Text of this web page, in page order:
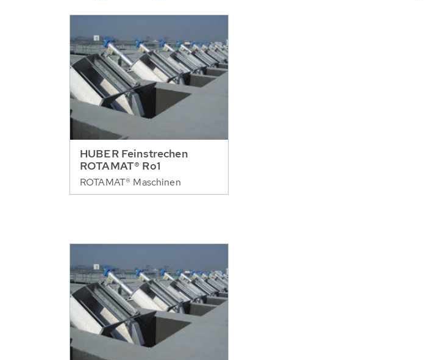
HUBER Feinstrechen
ROTAMAT® Ro1
ROTAMAT® Maschinen